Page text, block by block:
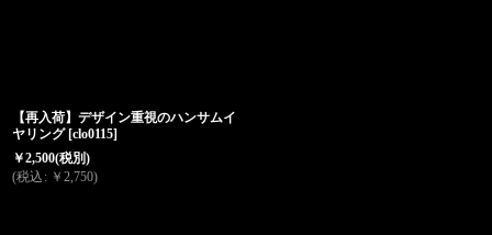
【再入荷】デザイン重視のハンサムイ
ヤリング [clo0115]
￥2,500(税別)
(税込 : ￥ 2,750)